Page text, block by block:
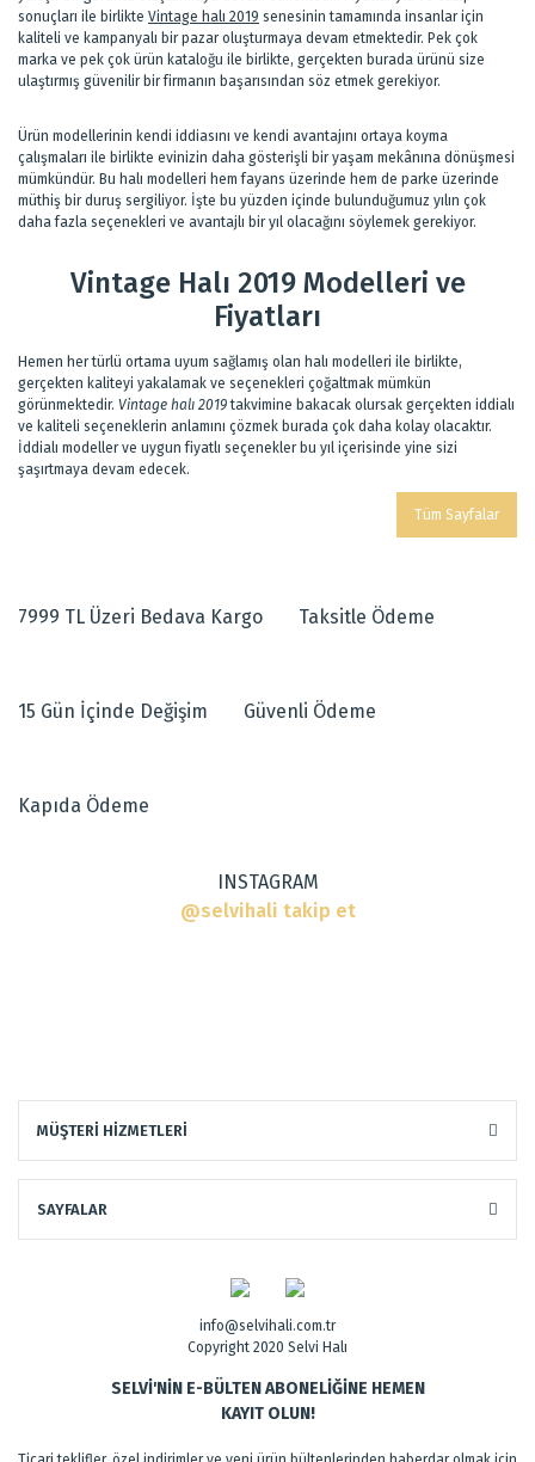
sonuçları ile birlikte Vintage halı 2019 senesinin tamamında insanlar için
kaliteli ve kampanyalı bir pazar oluşturmaya devam etmektedir. Pek çok
marka ve pek çok ürün kataloğu ile birlikte, gerçekten burada ürünü size
ulaştırmış güvenilir bir firmanın başarısından söz etmek gerekiyor.
Ürün modellerinin kendi iddiasını ve kendi avantajını ortaya koyma
çalışmaları ile birlikte evinizin daha gösterişli bir yaşam mekânına dönüşmesi
mümkündür. Bu halı modelleri hem fayans üzerinde hem de parke üzerinde
müthiş bir duruş sergiliyor. İşte bu yüzden içinde bulunduğumuz yılın çok
daha fazla seçenekleri ve avantajlı bir yıl olacağını söylemek gerekiyor.
Vintage Halı 2019 Modelleri ve
Fiyatları
Hemen her türlü ortama uyum sağlamış olan halı modelleri ile birlikte,
gerçekten kaliteyi yakalamak ve seçenekleri çoğaltmak mümkün
görünmektedir. Vintage halı 2019takvimine bakacak olursak gerçekten iddialı
ve kaliteli seçeneklerin anlamını çözmek burada çok daha kolay olacaktır.
İddialı modeller ve uygun fiyatlı seçenekler bu yıl içerisinde yine sizi
şaşırtmaya devam edecek.
Tüm Sayfalar
7999 TL Üzeri Bedava Kargo Taksitle Ödeme
15 Gün İçinde Değişim Güvenli Ödeme
Kapıda Ödeme
INSTAGRAM
@selvihali takip et
MÜŞTERİ HİZMETLERİ
SAYFALAR
info@selvihali.com.tr
Copyright 2020 Selvi Halı
SELVİ'NİN E-BÜLTEN ABONELİĞİNE HEMEN
KAYIT OLUN!